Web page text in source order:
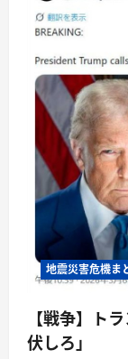
地震災害危機ま
【戦争】ト
伏しろ」